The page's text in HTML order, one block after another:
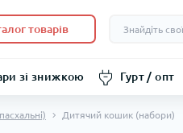
товарів
зі знижкою Гурт / опт
Дитячий кошик (набори)